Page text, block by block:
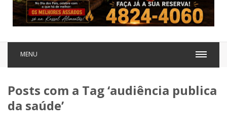
MENU
Posts com a Tag ‘audiência publica
da saúde’